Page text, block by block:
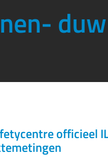
BINNEN- DUW ENofficieel